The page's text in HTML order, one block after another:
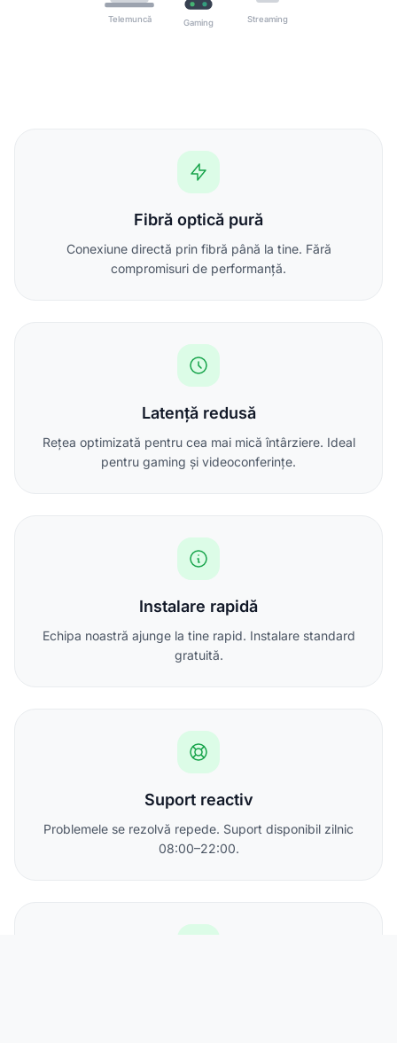
Telemuncă Gaming Streaming
Fibră optică pură
Conexiune directă prin fibră până la tine. Fără
compromisuri de performanță.
Latență redusă
Rețea optimizată pentru cea mai mică întârziere. Ideal
pentru gaming și videoconferințe.
Instalare rapidă
Echipa noastră ajunge la tine rapid. Instalare standard
gratuită.
Suport reactiv
Problemele se rezolvă repede. Suport disponibil zilnic
08:00–22:00.